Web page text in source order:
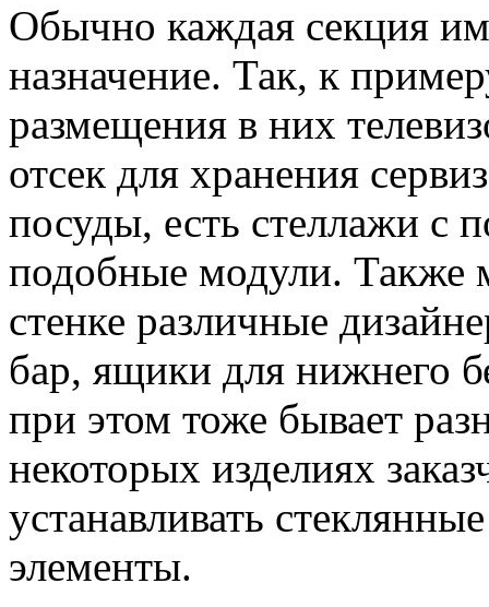
Обычно каждая секция
назначение. Так, к
размещения в них
отсек для хранения
посуды, есть стеллажи с
подобные модули. Также
стенке различные
бар, ящики для нижнего
при этом тоже бывает
некоторых изделиях
устанавливать
элементы.